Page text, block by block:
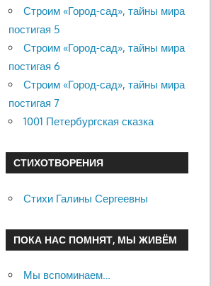
Строим «Город-сад», тайны мира
постигая 5
Строим «Город-сад», тайны мира
постигая 6
Строим «Город-сад», тайны мира
постигая 7
1001 Петербургская сказка
СТИХОТВОРЕНИЯ
Стихи Галины Сергеевны
ПОКА НАС ПОМНЯТ, МЫ ЖИВЁМ
Мы вспоминаем…